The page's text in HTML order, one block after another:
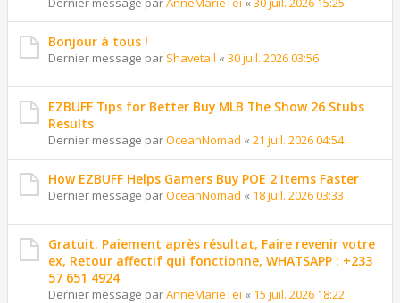
Bonjour à tous !
Dernier message par Shavetail « 30 juil. 2026 03:56
EZBUFF Tips for Better Buy MLB The Show 26 Stubs
Results
Dernier message parOceanNomad « 21 juil. 2026 04:54
How EZBUFF Helps Gamers Buy POE 2 Items Faster
Dernier message parOceanNomad « 18 juil. 2026 03:33
Gratuit. Paiement après résultat, Faire revenir votre
ex, Retour affectif qui fonctionne, WHATSAPP : +233
57 651 4924
Dernier message parAnneMarieTei « 15 juil. 2026 18:22